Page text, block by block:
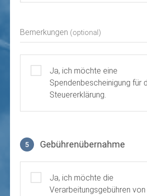
Bemerkungen (optional)
Ja, ich möchte eine
Spendenbescheinigung für
Steuererklärung.
5 Gebührenübernahme
Ja, ich möchte die
Verarbeitungsgebühren von